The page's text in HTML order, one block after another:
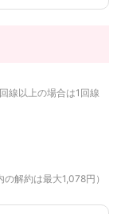
線以上の場合は1回線
の解約は最大1,078円）